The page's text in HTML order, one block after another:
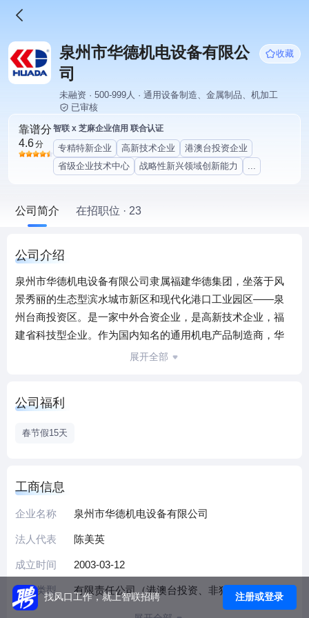
泉州市华德机电设备有限公
司
收藏
未融资 · 500-999人 · 通用设备制造、金属制品、机加工
已审核
靠谱分
4.6分
智联 x 芝麻企业信用 联合认证
专精特新企业 高新技术企业
港澳台投资企业
省级企业技术中心
战略性新兴领域创新能力 ...
公司简介 在招职位 · 23
公司介绍
泉州市华德机电设备有限公司隶属福建华德集团，坐落于风
景秀丽的生态型滨水城市新区和现代化港口工业园区——泉
州台商投资区。是一家中外合资企业，是高新技术企业，福
建省科技型企业。作为国内知名的通用机电产品制造商，华
德机电专业生产有油活塞式、无油活塞式、环保静音式、螺
空压机产量占公司总产能的90%以上，年产超过500000台。
2009 年获“泉州市知名商标”和“福建省著名商标”荣誉称
号，“泉州市知名商标”且于2010 年连续获评。
公司拥有占地面积130亩，建筑面积48000平方米的现代化制
造工厂，现有在职员工500多人。工厂全由的加工机器和的数
皮带式空压机流水线、储气罐焊接流水线以及数控自动砍线
机、数控转塔冲床、数控高速冲床、万能数控磨床、万能四
柱液压机、高精度数控车床等一系列高精尖设备。
展开全部
公司福利
春节假15天
工商信息
企业名称 泉州市华德机电设备有限公司
法人代表 陈美英
成立时间 2003-03-12
企业类型 有限责任公司（港澳台投资、非独资）
找风口工作，就上智联招聘 注册或登录